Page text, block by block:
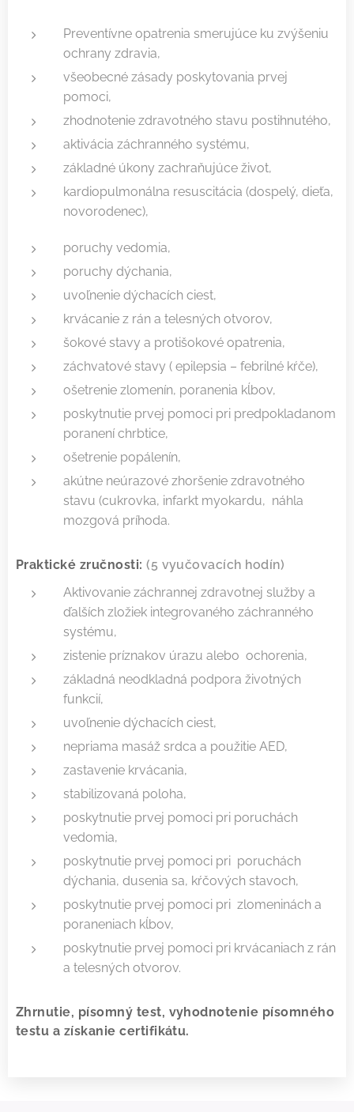
Preventívne opatrenia smerujúce ku zvýšeniu
ochrany zdravia,
všeobecné zásady poskytovania prvej
pomoci,
zhodnotenie zdravotného stavu postihnutého,
aktivácia záchranného systému,
základné úkony zachraňujúce život,
kardiopulmonálna resuscitácia (dospelý, dieťa,
novorodenec),
poruchy vedomia,
poruchy dýchania,
uvoľnenie dýchacích ciest,
krvácanie z rán a telesných otvorov,
šokové stavy a protišokové opatrenia,
záchvatové stavy ( epilepsia – febrilné kŕče),
ošetrenie zlomenín, poranenia kĺbov,
poskytnutie prvej pomoci pri predpokladanom
poranení chrbtice,
ošetrenie popálenín,
akútne neúrazové zhoršenie zdravotného
stavu (cukrovka, infarkt myokardu, náhla
mozgová príhoda.
Praktické zručnosti:(5 vyučovacích hodín)
Aktivovanie záchrannej zdravotnej služby a
ďalších zložiek integrovaného záchranného
systému,
zistenie príznakov úrazu alebo ochorenia,
základná neodkladná podpora životných
funkcií,
uvoľnenie dýchacích ciest,
nepriama masáž srdca a použitie AED,
zastavenie krvácania,
stabilizovaná poloha,
poskytnutie prvej pomoci pri poruchách
vedomia,
poskytnutie prvej pomoci pri poruchách
dýchania, dusenia sa, kŕčových stavoch,
poskytnutie prvej pomoci pri zlomeninách a
poraneniach kĺbov,
poskytnutie prvej pomoci pri krvácaniach z rán
a telesných otvorov.
Zhrnutie, písomný test, vyhodnotenie písomného
testu a získanie certifikátu.